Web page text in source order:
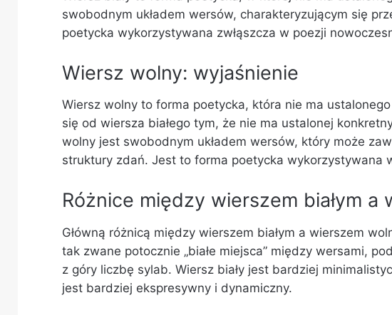
swobodnym układem wersów, charakteryzującym się
poetycka wykorzystywana zwłąszcza w poezji
Wiersz wolny: wyjaśnienie
Wiersz wolny to forma poetycka, która nie ma
się od wiersza białego tym, że nie ma ustalonej
wolny jest swobodnym układem wersów, który może
struktury zdań. Jest to forma poetycka wykorzystywana
Różnice między wierszem białym a
Główną różnicą między wierszem białym a wierszem
tak zwane potocznie „białe miejsca” między wersami,
z góry liczbę sylab. Wiersz biały jest bardziej
jest bardziej ekspresywny i dynamiczny.